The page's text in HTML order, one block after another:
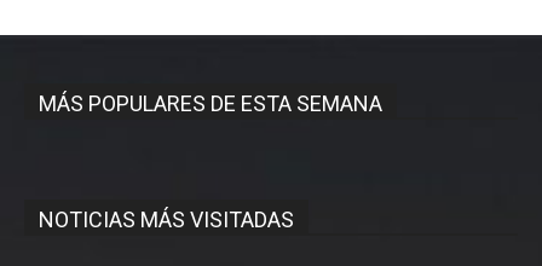
MÁS POPULARES DE ESTA SEMANA
NOTICIAS MÁS VISITADAS